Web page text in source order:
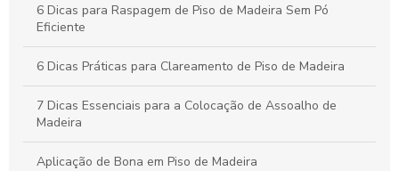
Restauração de Piso Laminado: Técnicas e Dicas para
Revitalizar Qualquer Ambiente
6 Dicas para Raspagem de Piso de Madeira Sem Pó
Eficiente
6 Dicas Práticas para Clareamento de Piso de Madeira
7 Dicas Essenciais para a Colocação de Assoalho de
Madeira
Aplicação de Bona em Piso de Madeira